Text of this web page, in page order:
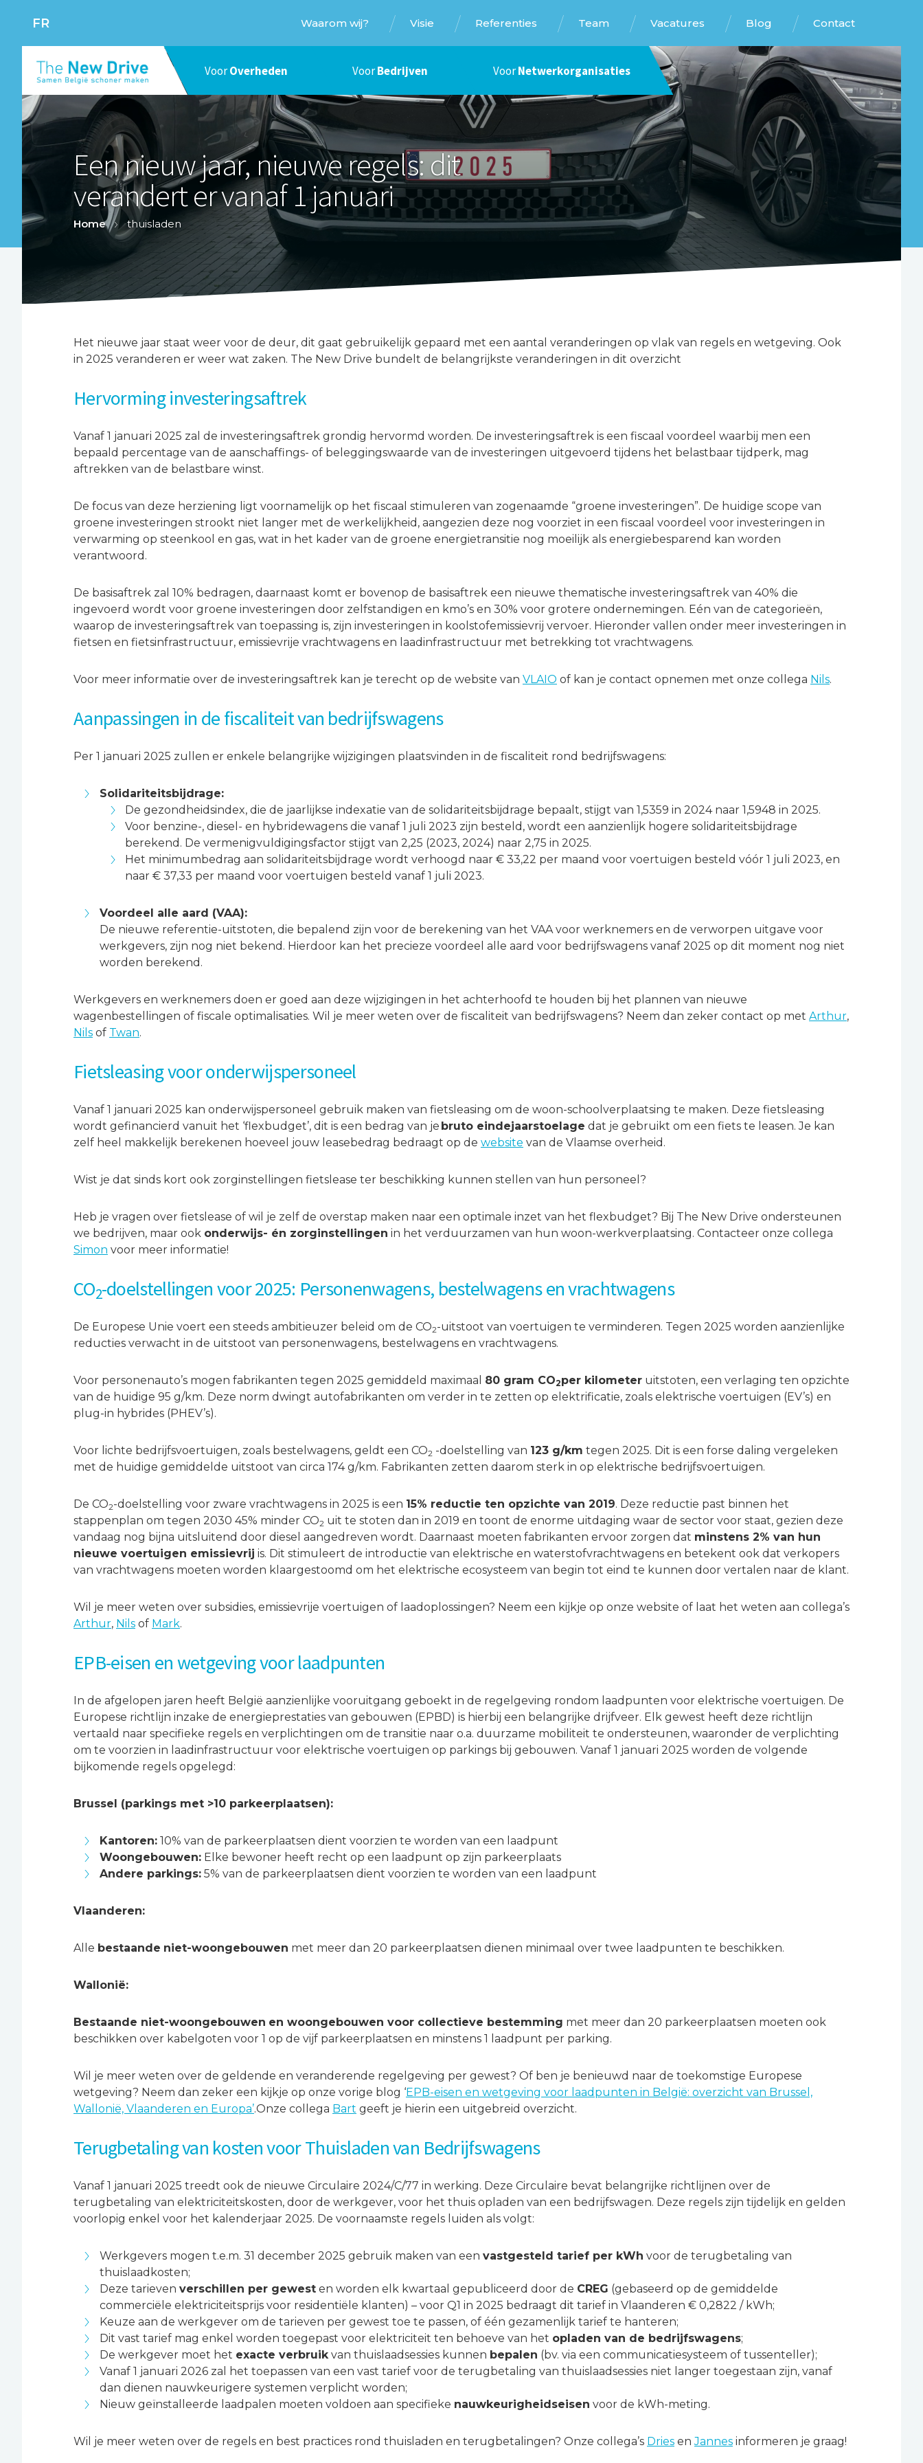
FR Waarom wij? Visie Referenties Team Vacatures Blog Contact
VoorOverheden VoorBedrijven VoorNetwerkorganisaties
Een nieuw jaar, nieuwe regels: dit
verandert er vanaf 1 januari
Home thuisladen
Het nieuwe jaar staat weer voor de deur, dit gaat gebruikelijk gepaard met een aantal veranderingen op vlak van regels en wetgeving. Ook
in 2025 veranderen er weer wat zaken. The New Drive bundelt de belangrijkste veranderingen in dit overzicht
Hervorming investeringsaftrek
Vanaf 1 januari 2025 zal de investeringsaftrek grondig hervormd worden. De investeringsaftrek is een fiscaal voordeel waarbij men een
bepaald percentage van de aanschaffings- of beleggingswaarde van de investeringen uitgevoerd tijdens het belastbaar tijdperk, mag
aftrekken van de belastbare winst.
De focus van deze herziening ligt voornamelijk op het fiscaal stimuleren van zogenaamde “groene investeringen”. De huidige scope van
groene investeringen strookt niet langer met de werkelijkheid, aangezien deze nog voorziet in een fiscaal voordeel voor investeringen in
verwarming op steenkool en gas, wat in het kader van de groene energietransitie nog moeilijk als energiebesparend kan worden
verantwoord.
De basisaftrek zal 10% bedragen, daarnaast komt er bovenop de basisaftrek een nieuwe thematische investeringsaftrek van 40% die
ingevoerd wordt voor groene investeringen door zelfstandigen en kmo’s en 30% voor grotere ondernemingen. Eén van de categorieën,
waarop de investeringsaftrek van toepassing is, zijn investeringen in koolstofemissievrij vervoer. Hieronder vallen onder meer investeringen in
fietsen en fietsinfrastructuur, emissievrije vrachtwagens en laadinfrastructuur met betrekking tot vrachtwagens.
Voor meer informatie over de investeringsaftrek kan je terecht op de website van VLAIO of kan je contact opnemen met onze collega Nils.
Aanpassingen in de fiscaliteit van bedrijfswagens
Per 1 januari 2025 zullen er enkele belangrijke wijzigingen plaatsvinden in de fiscaliteit rond bedrijfswagens:
Solidariteitsbijdrage:
De gezondheidsindex, die de jaarlijkse indexatie van de solidariteitsbijdrage bepaalt, stijgt van 1,5359 in 2024 naar 1,5948 in 2025.
Voor benzine-, diesel- en hybridewagens die vanaf 1 juli 2023 zijn besteld, wordt een aanzienlijk hogere solidariteitsbijdrage
berekend. De vermenigvuldigingsfactor stijgt van 2,25 (2023, 2024) naar 2,75 in 2025.
Het minimumbedrag aan solidariteitsbijdrage wordt verhoogd naar € 33,22 per maand voor voertuigen besteld vóór 1 juli 2023, en
naar € 37,33 per maand voor voertuigen besteld vanaf 1 juli 2023.
Voordeel alle aard (VAA):
De nieuwe referentie-uitstoten, die bepalend zijn voor de berekening van het VAA voor werknemers en de verworpen uitgave voor
werkgevers, zijn nog niet bekend. Hierdoor kan het precieze voordeel alle aard voor bedrijfswagens vanaf 2025 op dit moment nog niet
worden berekend.
Werkgevers en werknemers doen er goed aan deze wijzigingen in het achterhoofd te houden bij het plannen van nieuwe
wagenbestellingen of fiscale optimalisaties. Wil je meer weten over de fiscaliteit van bedrijfswagens? Neem dan zeker contact op met Arthur,
Nils of Twan.
Fietsleasing voor onderwijspersoneel
Vanaf 1 januari 2025 kan onderwijspersoneel gebruik maken van fietsleasing om de woon-schoolverplaatsing te maken. Deze fietsleasing
wordt gefinancierd vanuit het ‘flexbudget’, dit is een bedrag van je bruto eindejaarstoelage dat je gebruikt om een fiets te leasen. Je kan
zelf heel makkelijk berekenen hoeveel jouw leasebedrag bedraagt op de website van de Vlaamse overheid.
Wist je dat sinds kort ook zorginstellingen fietslease ter beschikking kunnen stellen van hun personeel?
Heb je vragen over fietslease of wil je zelf de overstap maken naar een optimale inzet van het flexbudget? Bij The New Drive ondersteunen
we bedrijven, maar ook onderwijs- én zorginstellingen in het verduurzamen van hun woon-werkverplaatsing. Contacteer onze collega
Simon voor meer informatie!
CO2-doelstellingen voor 2025: Personenwagens, bestelwagens en vrachtwagens
De Europese Unie voert een steeds ambitieuzer beleid om de CO2-uitstoot van voertuigen te verminderen. Tegen 2025 worden aanzienlijke
reducties verwacht in de uitstoot van personenwagens, bestelwagens en vrachtwagens.
Voor personenauto’s mogen fabrikanten tegen 2025 gemiddeld maximaal 80 gram CO2per kilometer uitstoten, een verlaging ten opzichte
van de huidige 95 g/km. Deze norm dwingt autofabrikanten om verder in te zetten op elektrificatie, zoals elektrische voertuigen (EV’s) en
plug-in hybrides (PHEV’s).
Voor lichte bedrijfsvoertuigen, zoals bestelwagens, geldt een CO2 -doelstelling van 123 g/km tegen 2025. Dit is een forse daling vergeleken
met de huidige gemiddelde uitstoot van circa 174 g/km. Fabrikanten zetten daarom sterk in op elektrische bedrijfsvoertuigen.
De CO2-doelstelling voor zware vrachtwagens in 2025 is een 15% reductie ten opzichte van 2019. Deze reductie past binnen het
stappenplan om tegen 2030 45% minder CO2 uit te stoten dan in 2019 en toont de enorme uitdaging waar de sector voor staat, gezien deze
vandaag nog bijna uitsluitend door diesel aangedreven wordt. Daarnaast moeten fabrikanten ervoor zorgen dat minstens 2% van hun
nieuwe voertuigen emissievrij is. Dit stimuleert de introductie van elektrische en waterstofvrachtwagens en betekent ook dat verkopers
van vrachtwagens moeten worden klaargestoomd om het elektrische ecosysteem van begin tot eind te kunnen door vertalen naar de klant.
Wil je meer weten over subsidies, emissievrije voertuigen of laadoplossingen? Neem een kijkje op onze website of laat het weten aan collega’s
Arthur, Nils of Mark.
EPB-eisen en wetgeving voor laadpunten
In de afgelopen jaren heeft België aanzienlijke vooruitgang geboekt in de regelgeving rondom laadpunten voor elektrische voertuigen. De
Europese richtlijn inzake de energieprestaties van gebouwen (EPBD) is hierbij een belangrijke drijfveer. Elk gewest heeft deze richtlijn
vertaald naar specifieke regels en verplichtingen om de transitie naar o.a. duurzame mobiliteit te ondersteunen, waaronder de verplichting
om te voorzien in laadinfrastructuur voor elektrische voertuigen op parkings bij gebouwen. Vanaf 1 januari 2025 worden de volgende
bijkomende regels opgelegd:
Brussel (parkings met >10 parkeerplaatsen):
Kantoren:10% van de parkeerplaatsen dient voorzien te worden van een laadpunt
Woongebouwen:Elke bewoner heeft recht op een laadpunt op zijn parkeerplaats
Andere parkings:5% van de parkeerplaatsen dient voorzien te worden van een laadpunt
Vlaanderen:
Alle bestaande niet-woongebouwen met meer dan 20 parkeerplaatsen dienen minimaal over twee laadpunten te beschikken.
Wallonië:
Bestaande niet-woongebouwen en woongebouwen voor collectieve bestemming met meer dan 20 parkeerplaatsen moeten ook
beschikken over kabelgoten voor 1 op de vijf parkeerplaatsen en minstens 1 laadpunt per parking.
Wil je meer weten over de geldende en veranderende regelgeving per gewest? Of ben je benieuwd naar de toekomstige Europese
wetgeving? Neem dan zeker een kijkje op onze vorige blog ‘EPB-eisen en wetgeving voor laadpunten in België: overzicht van Brussel,
Wallonië, Vlaanderen en Europa’.Onze collega Bart geeft je hierin een uitgebreid overzicht.
Terugbetaling van kosten voor Thuisladen van Bedrijfswagens
Vanaf 1 januari 2025 treedt ook de nieuwe Circulaire 2024/C/77 in werking. Deze Circulaire bevat belangrijke richtlijnen over de
terugbetaling van elektriciteitskosten, door de werkgever, voor het thuis opladen van een bedrijfswagen. Deze regels zijn tijdelijk en gelden
voorlopig enkel voor het kalenderjaar 2025. De voornaamste regels luiden als volgt:
Werkgevers mogen t.e.m. 31 december 2025 gebruik maken van een vastgesteld tarief per kWh voor de terugbetaling van
thuislaadkosten;
Deze tarieven verschillen per gewesten worden elk kwartaal gepubliceerd door de CREG (gebaseerd op de gemiddelde
commerciële elektriciteitsprijs voor residentiële klanten) – voor Q1 in 2025 bedraagt dit tarief in Vlaanderen € 0,2822 / kWh;
Keuze aan de werkgever om de tarieven per gewest toe te passen, of één gezamenlijk tarief te hanteren;
Dit vast tarief mag enkel worden toegepast voor elektriciteit ten behoeve van het opladen van de bedrijfswagens;
De werkgever moet het exacte verbruikvan thuislaadsessies kunnen bepalen (bv. via een communicatiesysteem of tussenteller);
Vanaf 1 januari 2026 zal het toepassen van een vast tarief voor de terugbetaling van thuislaadsessies niet langer toegestaan zijn, vanaf
dan dienen nauwkeurigere systemen verplicht worden;
Nieuw geïnstalleerde laadpalen moeten voldoen aan specifieke nauwkeurigheidseisen voor de kWh-meting.
Wil je meer weten over de regels en best practices rond thuisladen en terugbetalingen? Onze collega’s Dries enJannes informeren je graag!